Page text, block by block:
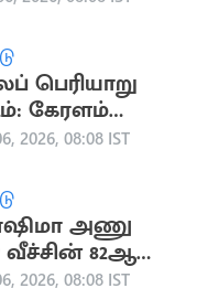
பெரியாறு
கேரளம்
எச்சரிக்கை
2026, 08:08 IST
அணு
வீச்சின் 82ஆம்
2026, 08:08 IST